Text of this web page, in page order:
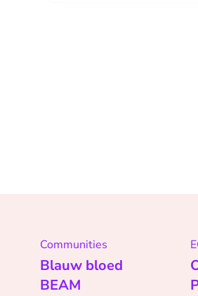
Communities
Blauw bloed
BEAM